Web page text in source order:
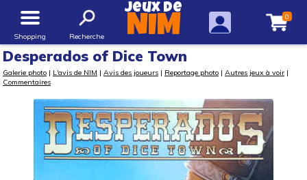
Shopping Recherche
Jeux de
NIM 0
Desperados of Dice Town
Galerie photo | L'avis de NIM | Avis des joueurs | Reportage photo | Autres jeux à voir |
Commentaires